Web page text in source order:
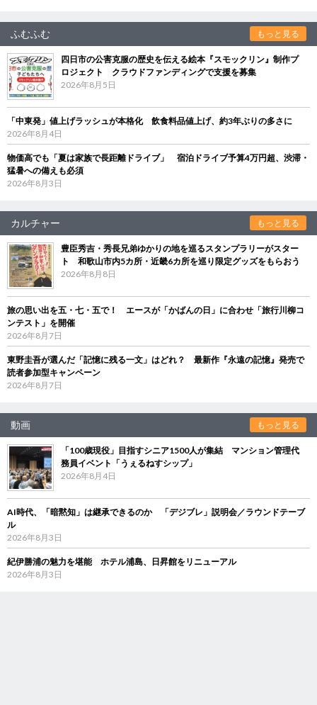
ふむふむ もっと見る
四日市の公害克服の歴史を伝える絵本『スモックリン』制作プ
ロジェクト クラウドファンディングで支援を募集
2026年8月5日
「中東発」値上げラッシュが本格化 飲食料品値上げ、約3年ぶりの多さに
2026年8月4日
物価高でも「夏は家族で長距離ドライブ」 宿泊ドライブ予算4万円超、渋滞・
猛暑への備えも必須
2026年8月3日
カルチャー もっと見る
豊臣秀吉・秀長兄弟ゆかりの地を巡るスタンプラリーがスター
ト 和歌山市内5カ所・近畿6カ所を巡り限定グッズをもらおう
2026年8月8日
旅の思い出を五・七・五で！ エースが「かばんの日」に合わせ「旅行川柳コ
ンテスト」を開催
2026年8月7日
東野圭吾が選んだ「記憶に残る一文」はどれ？ 最新作『永遠の記憶』発売で
読者参加型キャンペーン
2026年8月7日
動画 もっと見る
「100歳現役」目指すシニア1500人が集結 マンション管理代
務員イベント「うぇるねすシップ」
2026年8月4日
AI時代、「暗黙知」は継承できるのか 「デジブレ」説明会／ラウンドテーブ
ル
2026年8月3日
紀伊勝浦の魅力を堪能 ホテル浦島、日昇館をリニューアル
2026年8月3日